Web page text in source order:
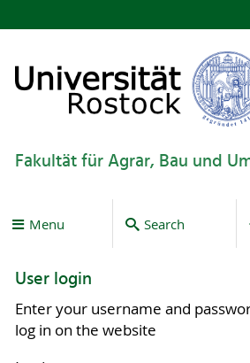
Fakultät für Agrar, Bau und
Menu Search
User login
Enter your username and
log in on the website